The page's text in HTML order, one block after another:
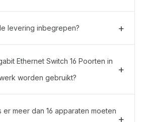
levering inbegrepen?
Ethernet Switch 16 Poorten in
worden gebruikt?
er meer dan 16 apparaten moeten